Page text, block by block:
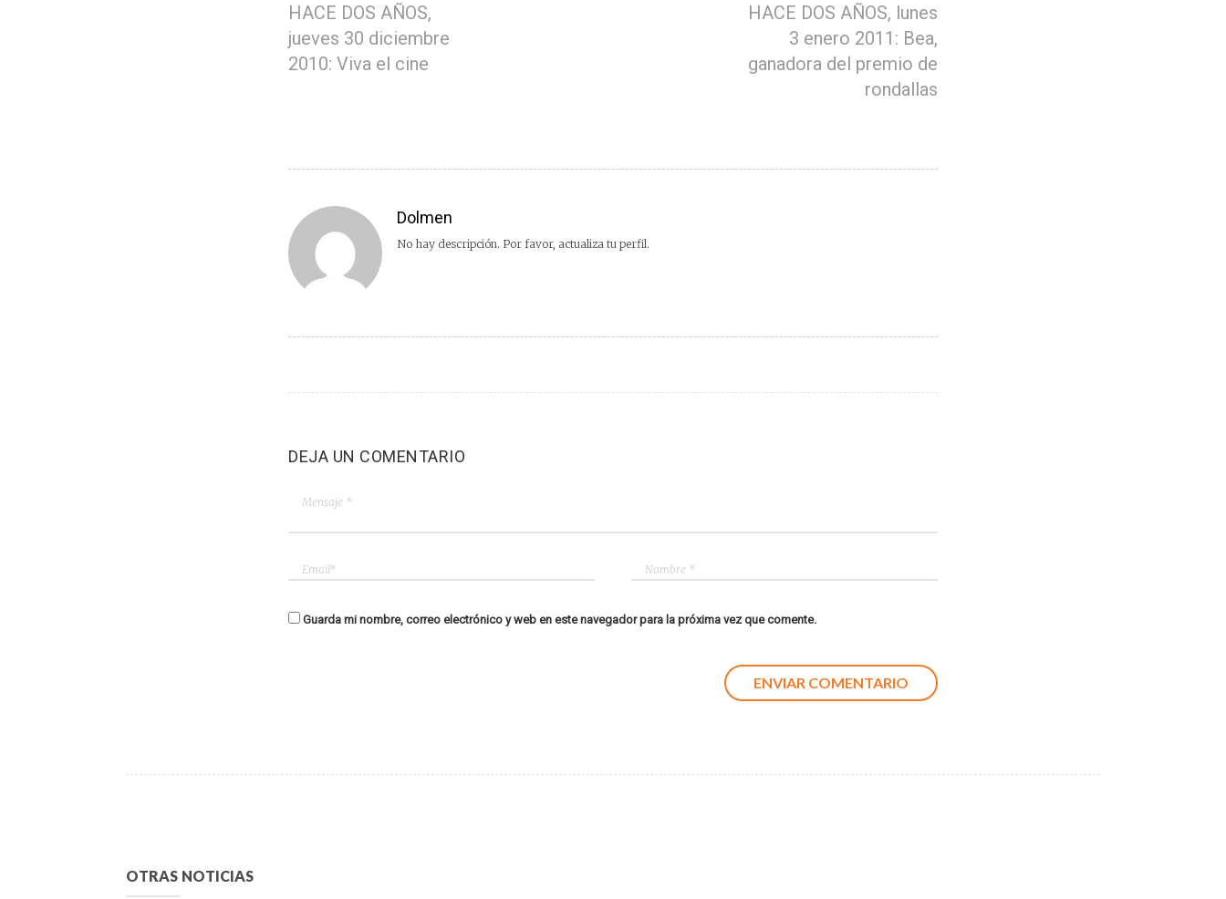
HACE DOS AÑOS,
jueves 30 diciembre
2010: Viva el cine
HACE DOS AÑOS, lunes
3 enero 2011: Bea,
ganadora del premio de
rondallas
Dolmen
No hay descripción. Por favor, actualiza tu perfil.
DEJA UN COMENTARIO
Guarda mi nombre, correo electrónico y web en este navegador para la próxima vez que comente.
OTRAS NOTICIAS